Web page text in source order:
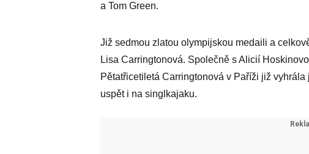
a Tom Green.
Již sedmou zlatou olympijskou medaili a
Lisa Carringtonová. Společně s Alicií
Pětatřicetiletá Carringtonová v Paříži již
uspět i na singlkajaku.